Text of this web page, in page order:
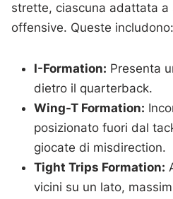
strette, ciascuna adattata a
offensive. Queste includono:
I-Formation: Presenta
dietro il quarterback.
Wing-T Formation:
posizionato fuori dal
giocate di misdirection.
Tight Trips Formation:
vicini su un lato,